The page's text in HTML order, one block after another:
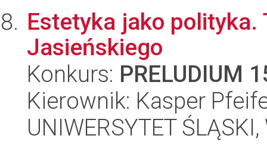
Estetyka jako polityka.
Jasieńskiego
Konkurs: PRELUDIUM
Kierownik: Kasper
UNIWERSYTET